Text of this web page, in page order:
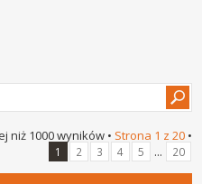
niż 1000 wyników • Strona 1 z 20•
1 2 3 4 5 ... 20